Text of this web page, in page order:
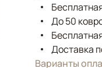
До 50
Доставка
Варианты